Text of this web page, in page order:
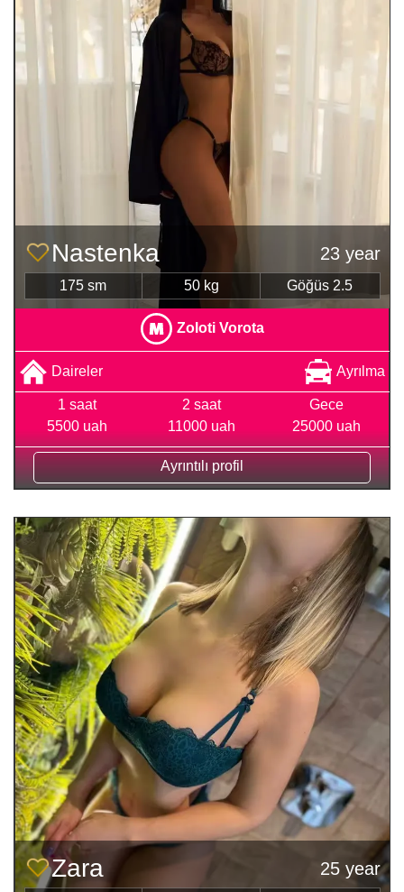
Nastenka 23 year
175 sm 50 kg Göğüs 2.5
Zoloti Vorota
Daireler Ayrılma
1 saat
5500 uah
2 saat
11000 uah
Gece
25000 uah
Ayrıntılı profil
Zara 25 year